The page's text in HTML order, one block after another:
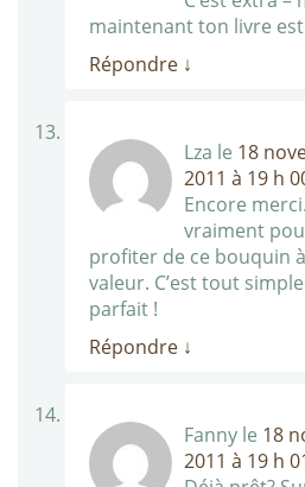
maintenant ton livre
Répondre ↓
Lza le 18
2011 à 19 h
Encore
vraiment
profiter de ce bouquin
valeur. C’est tout
parfait !
Répondre ↓
Fanny le 18
2011 à 19 h